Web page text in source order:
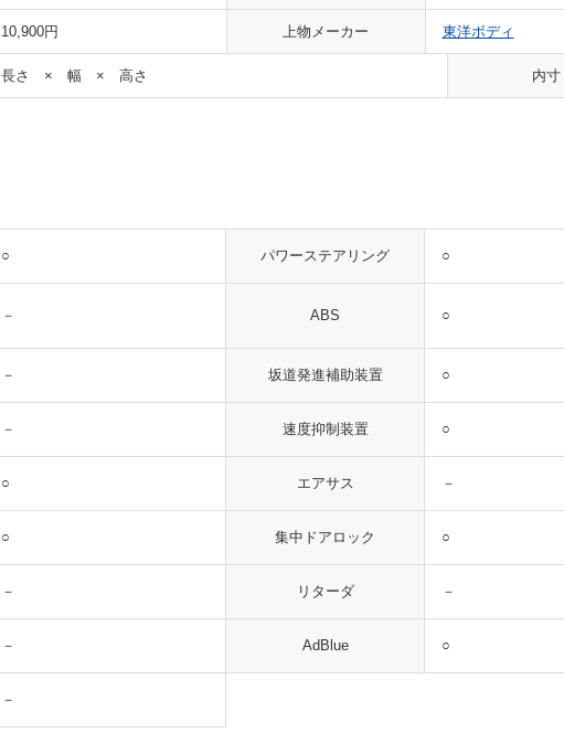
10,900円 上物メーカー 東洋ボディ
長さ × 幅 × 高さ 内寸
○ パワーステアリング ○
－ ABS ○
－ 坂道発進補助装置 ○
－ 速度抑制装置 ○
○ エアサス －
○ 集中ドアロック ○
－ リターダ －
－ AdBlue ○
－